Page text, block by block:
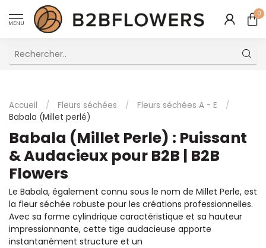
MENU
0
Accueil / Fleurs séchées / Fleurs séchées A - E
/
Babala (Millet perlé)
Babala (Millet Perle) : Puissant
& Audacieux pour B2B | B2B
Flowers
Le Babala, également connu sous le nom de Millet Perle, est
la fleur séchée robuste pour les créations professionnelles.
Avec sa forme cylindrique caractéristique et sa hauteur
impressionnante, cette tige audacieuse apporte
instantanément structure et un